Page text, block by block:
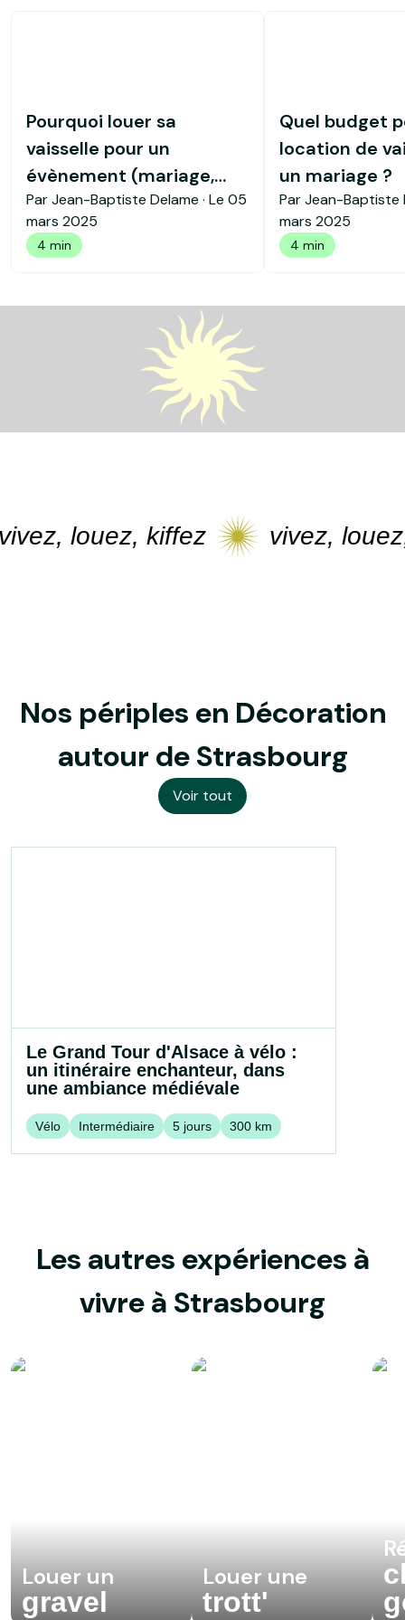
Pourquoi louer sa
vaisselle pour un
évènement (mariage,
anniversiare...)
Par Jean-Baptiste Delame · Le 05
mars 2025
4 min
Quel budget
location de
un mariage ?
Par Jean-Baptiste
mars 2025
4 min
louez, kiffez vivez, louez,
Nos périples en Décoration
autour de Strasbourg
Voir tout
Le Grand Tour d'Alsace à vélo :
un itinéraire enchanteur, dans
une ambiance médiévale
Vélo Intermédiaire 5 jours 300 km
Les autres expériences à
vivre à Strasbourg
Louer un
gravel
Louer une
trott'